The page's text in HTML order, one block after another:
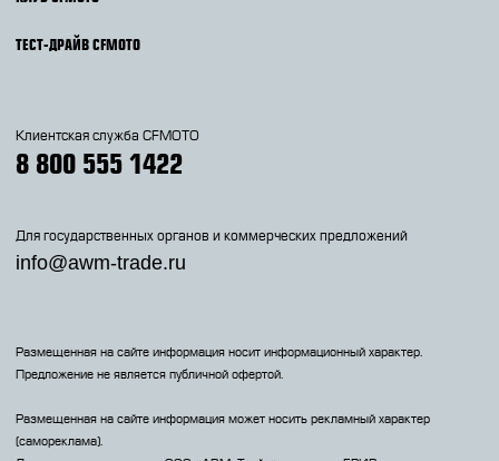
ТЕСТ-ДРАЙВ CFMOTO
Клиентская служба CFMOTO
8 800 555 1422
Для государственных органов и коммерческих предложений
info@awm-trade.ru
Размещенная на сайте информация носит информационный характер.
Предложение не является публичной офертой.
Размещенная на сайте информация может носить рекламный характер
(самореклама).